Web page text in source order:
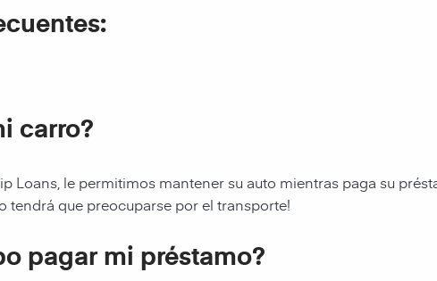
carro?
Loans, le permitimos mantener su auto mientras paga su
tendrá que preocuparse por el transporte!
pagar mi préstamo?